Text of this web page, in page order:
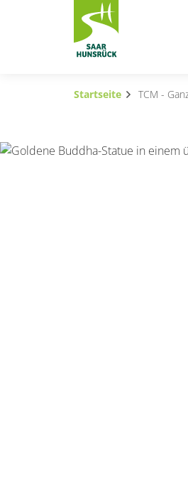
Zum Hauptinhalt springen
Startseite TCM -